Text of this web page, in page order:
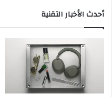
أحدث الأخبار التقنية